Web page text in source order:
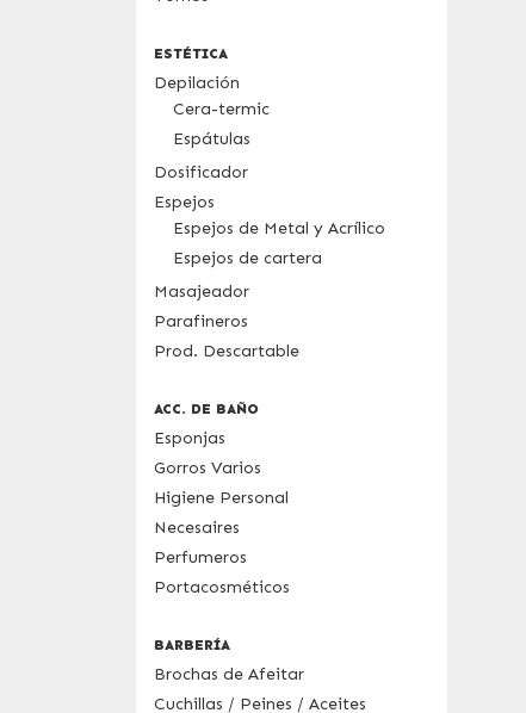
ESTÉTICA
Depilación
Cera-termic
Espátulas
Dosificador
Espejos
Espejos de Metal y Acrílico
Espejos de cartera
Masajeador
Parafineros
Prod. Descartable
ACC. DE BAÑO
Esponjas
Gorros Varios
Higiene Personal
Necesaires
Perfumeros
Portacosméticos
BARBERÍA
Brochas de Afeitar
Cuchillas / Peines / Aceites